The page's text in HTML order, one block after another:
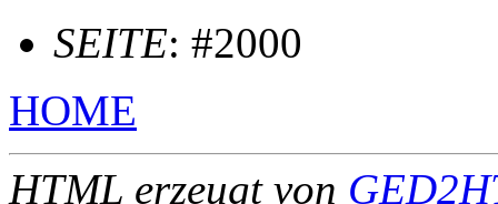
SEITE: #2000
HOME
HTML erzeugt von